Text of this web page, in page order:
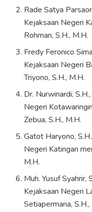
Rade Satya
Kejaksaan Negeri
Rohman, S.H., M.H.
Fredy Feronico
Kejaksaan Negeri
Triyono, S.H., M.H.
Dr. Nurwinardi,
Negeri
Zebua, S.H., M.H.
Gatot Haryono,
Negeri Katingan
M.H.
Muh. Yusuf Syahrir,
Kejaksaan Negeri
Setiapermana, S.H.,